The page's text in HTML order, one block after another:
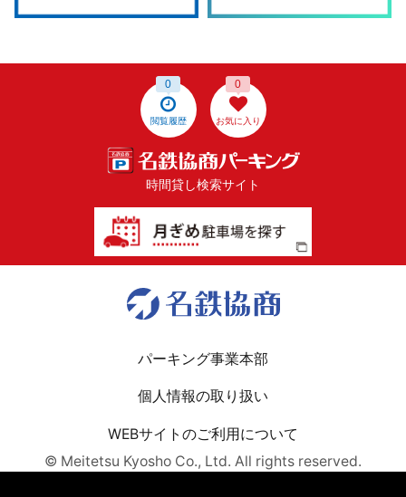
閲覧履歴
0
お気に入り
0
時間貸し検索サイト
パーキング事業本部
個人情報の取り扱い
WEBサイトのご利用について
© Meitetsu Kyosho Co., Ltd. All rights reserved.